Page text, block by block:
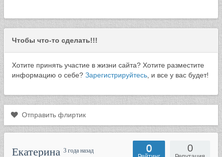
Чтобы что-то сделать!!!
Хотите принять участие в жизни сайта? Хотите разместите
информацию о себе? Зарегистрируйтесь , и все у вас будет!
Отправить флиртик
Екатерина 3 года назад 0
0